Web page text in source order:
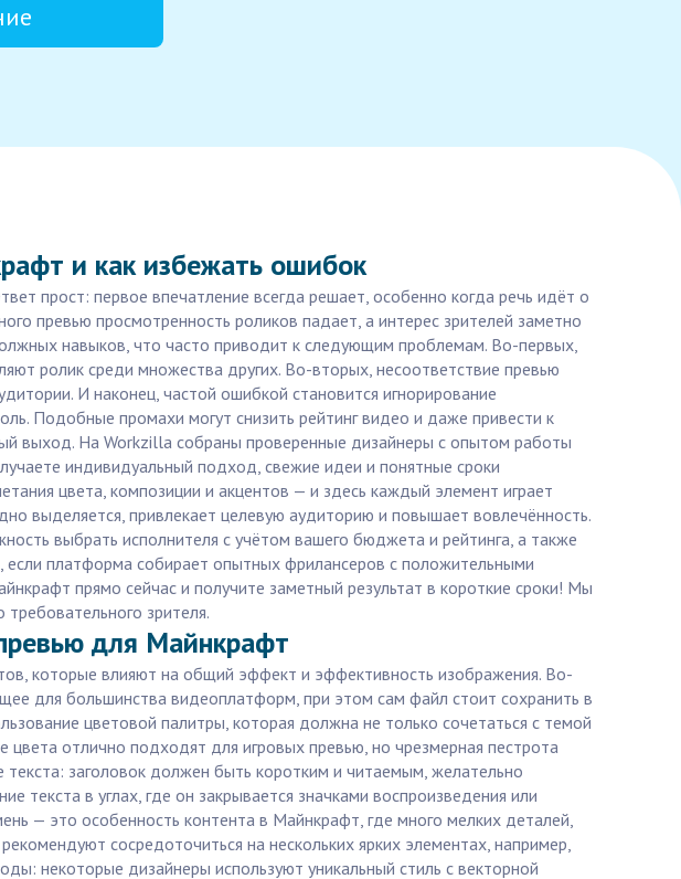
и как избежать ошибок
прост: первое впечатление всегда решает, особенно когда речь идёт о
превью просмотренность роликов падает, а интерес зрителей заметно
навыков, что часто приводит к следующим проблемам. Во-первых,
ролик среди множества других. Во-вторых, несоответствие превью
И наконец, частой ошибкой становится игнорирование
Подобные промахи могут снизить рейтинг видео и даже привести к
выход. На Workzilla собраны проверенные дизайнеры с опытом работы
индивидуальный подход, свежие идеи и понятные сроки
цвета, композиции и акцентов — и здесь каждый элемент играет
выделяется, привлекает целевую аудиторию и повышает вовлечённость.
выбрать исполнителя с учётом вашего бюджета и рейтинга, а также
если платформа собирает опытных фрилансеров с положительными
прямо сейчас и получите заметный результат в короткие сроки! Мы
зрителя.
для Майнкрафт
которые влияют на общий эффект и эффективность изображения. Во-
для большинства видеоплатформ, при этом сам файл стоит сохранить в
цветовой палитры, которая должна не только сочетаться с темой
отлично подходят для игровых превью, но чрезмерная пестрота
заголовок должен быть коротким и читаемым, желательно
в углах, где он закрывается значками воспроизведения или
— это особенность контента в Майнкрафт, где много мелких деталей,
сосредоточиться на нескольких ярких элементах, например,
некоторые дизайнеры используют уникальный стиль с векторной